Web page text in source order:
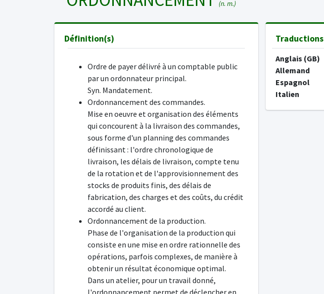
(n. m.)
Définition(s)
Ordre de payer délivré à un comptable public
par un ordonnateur principal.
Syn. Mandatement.
Ordonnancement des commandes.
Mise en oeuvre et organisation des éléments
qui concourent à la livraison des commandes,
sous forme d'un planning des commandes
définissant : l'ordre chronologique de
livraison, les délais de livraison, compte tenu
de la rotation et de l'approvisionnement des
stocks de produits finis, des délais de
fabrication, des charges et des coûts, du crédit
accordé au client.
Ordonnancement de la production.
Phase de l'organisation de la production qui
consiste en une mise en ordre rationnelle des
opérations, parfois complexes, de manière à
obtenir un résultat économique optimal.
Dans un atelier, pour un travail donné,
Traductions
Anglais (GB)
Allemand
Espagnol
Italien